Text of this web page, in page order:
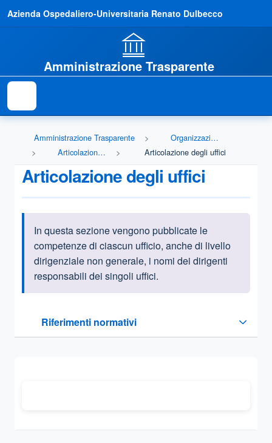
Azienda Ospedaliero-Universitaria Renato Dulbecco
Amministrazione Trasparente
Amministrazione Trasparente
Organizzazione
Articolazione degli uffici
Articolazione degli uffici
Articolazione degli uffici
Informazioni introduttive
In questa sezione vengonopubblicate le
competenze di ciascun ufficio, anche di livello
dirigenziale non generale, i nomi dei dirigenti
responsabili dei singoli uffici.
Riferimenti normativi
Sezione compressa